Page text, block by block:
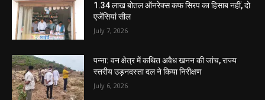
1.34 लाख बोतल ऑनरेक्स कफ सिरप का हिसाब नहीं, दो
एजेंसियां सील
July 7, 2026
पन्ना: वन क्षेत्र में कथित अवैध खनन की जांच, राज्य
स्तरीय उड़नदस्ता दल ने किया निरीक्षण
July 6, 2026